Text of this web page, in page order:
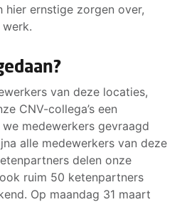
hier ernstige zorgen over,
van deze locaties,
CNV-collega’s een
medewerkers gevraagd
alle medewerkers van deze
delen onze
ruim 50 ketenpartners
Op maandag 31 maart